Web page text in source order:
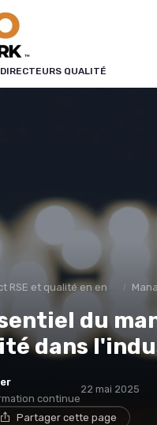
QUALITÉ
et qualité en entreprise
du
dans
continue
22 mai 2025
Partager cette page
cookies